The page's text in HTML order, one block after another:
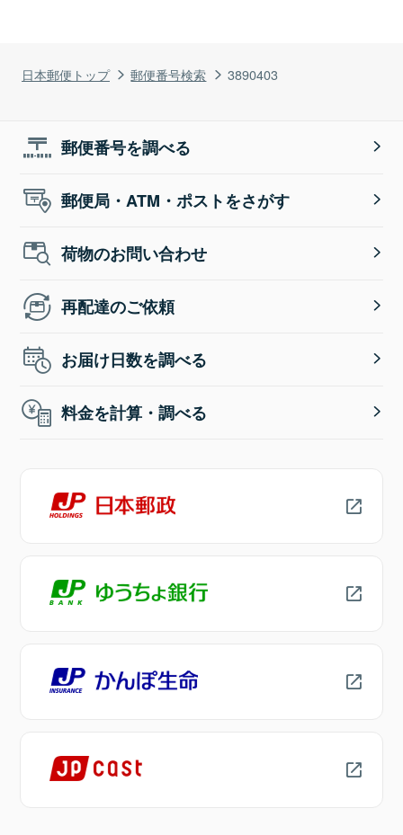
日本郵便トップ 郵便番号検索 3890403
郵便番号を調べる
郵便局・ATM・ポストをさがす
荷物のお問い合わせ
再配達のご依頼
お届け日数を調べる
料金を計算・調べる